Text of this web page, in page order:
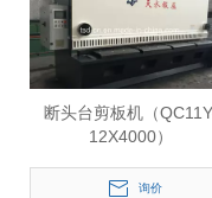
断头台剪板机（
12X4000）
询价